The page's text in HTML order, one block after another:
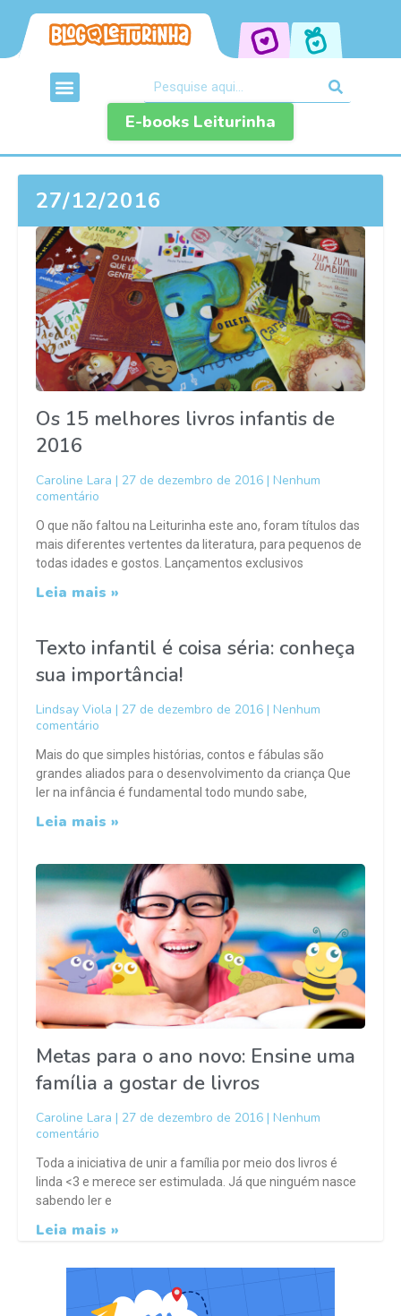
E-books Leiturinha
27/12/2016
Os 15 melhores livros infantis de
2016
Caroline Lara 27 de dezembro de 2016
Nenhum
comentário
O que não faltou na Leiturinha este ano, foram títulos das
mais diferentes vertentes da literatura, para pequenos de
todas idades e gostos. Lançamentos exclusivos
Leia mais »
Texto infantil é coisa séria: conheça
sua importância!
Lindsay Viola 27 de dezembro de 2016
Nenhum
comentário
Mais do que simples histórias, contos e fábulas são
grandes aliados para o desenvolvimento da criança Que
ler na infância é fundamental todo mundo sabe,
Leia mais »
Metas para o ano novo: Ensine uma
família a gostar de livros
Caroline Lara 27 de dezembro de 2016
Nenhum
comentário
Toda a iniciativa de unir a família por meio dos livros é
linda <3 e merece ser estimulada. Já que ninguém nasce
sabendo ler e
Leia mais »